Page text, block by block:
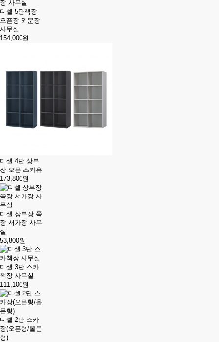
디셀 5단책장
오픈장 외문장
사무실
154,000원
디셀 4단 상부
장 오픈 스카유
173,800원
디셀 상부장 쪽
장 서가장 사무
실
53,800원
디셀 3단 스카
책장 사무실
111,100원
디셀 2단 스카
장(오픈형/올문
형)